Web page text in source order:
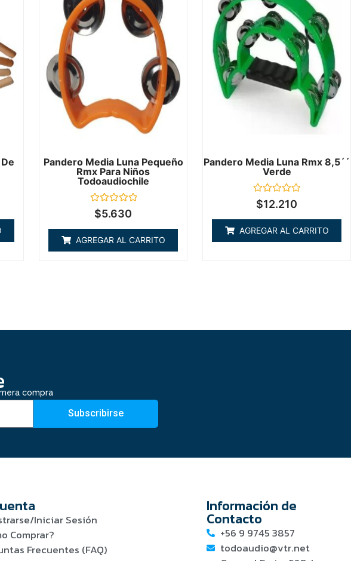
Pandero Media Luna Pequeño
Rmx Para Niños
Todoaudiochile
Valorado
en
de
5
$5.630
AGREGAR AL CARRITO
Pandero Media Luna Rmx 8,5´´
Verde
Valorado
en
de
5
$12.210
AGREGAR AL CARRITO
compra
Subscribirse
Iniciar Sesión
Comprar?
Frecuentes (FAQ)
Información de
Contacto
+56 9 9745 3857
todoaudio@vtr.net